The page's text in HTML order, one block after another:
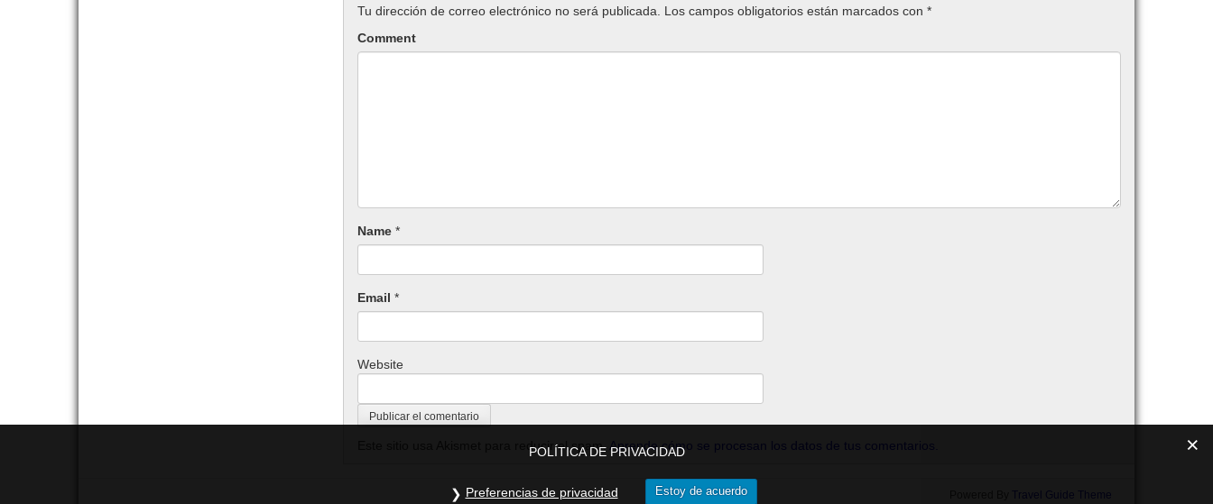
Tu dirección de correo electrónico no será publicada. Los campos obligatorios están marcados con *
Comment
Name *
Email *
Website
Este sitio usa Akismet para reducir el spam. Aprende cómo se procesan los datos de tus comentarios.
Travel Guide Theme
POLÍTICA DE PRIVACIDAD
Preferencias de privacidad Estoy de acuerdo